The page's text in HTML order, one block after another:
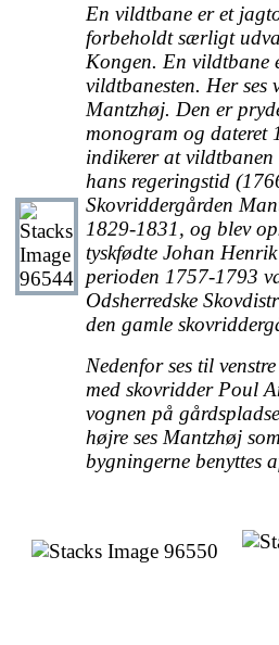
En vildtbane er et
forbeholdt særligt
Kongen. En vildtbane
vildtbanesten. Her ses
Mantzhøj. Den er
monogram og dateret
indikerer at
hans regeringstid
Skovriddergården
1829-1831, og blev
tyskfødte Johan
perioden 1757-1793
Odsherredske
den gamle
Nedenfor ses til
med skovridder Poul
vognen på
højre ses Mantzhøj
bygningerne benyttes